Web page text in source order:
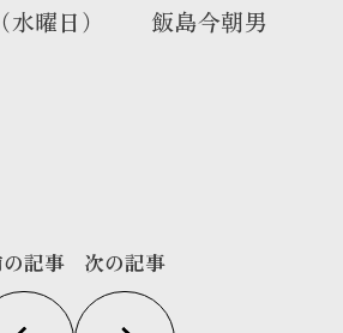
水曜日） 飯島今朝男
記事 次の記事